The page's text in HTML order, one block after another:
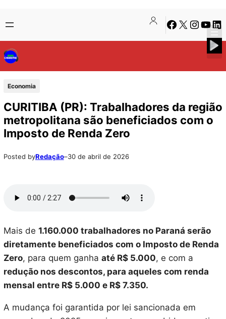
para
o
conteúdo
to
content
Facebook
X Instagram
Economia
CURITIBA (PR): Trabalhadores da região
metropolitana são beneficiados com o
Imposto de Renda Zero
Posted byRedação–30 de abril de 2026
Mais de 1.160.000 trabalhadores no Paraná serão
diretamente beneficiados com o Imposto de Renda
Zero, para quem ganha até R$ 5.000, e com a
redução nos descontos, para aqueles com renda
mensal entre R$ 5.000 e R$ 7.350.
A mudança foi garantida por lei sancionada em